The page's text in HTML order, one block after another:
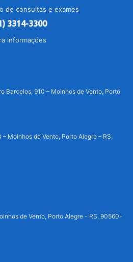
de consultas e exames
3314-3300
informações
Barcelos, 910 – Moinhos de Vento, Porto
Moinhos de Vento, Porto Alegre – RS,
de Vento, Porto Alegre - RS, 90560-